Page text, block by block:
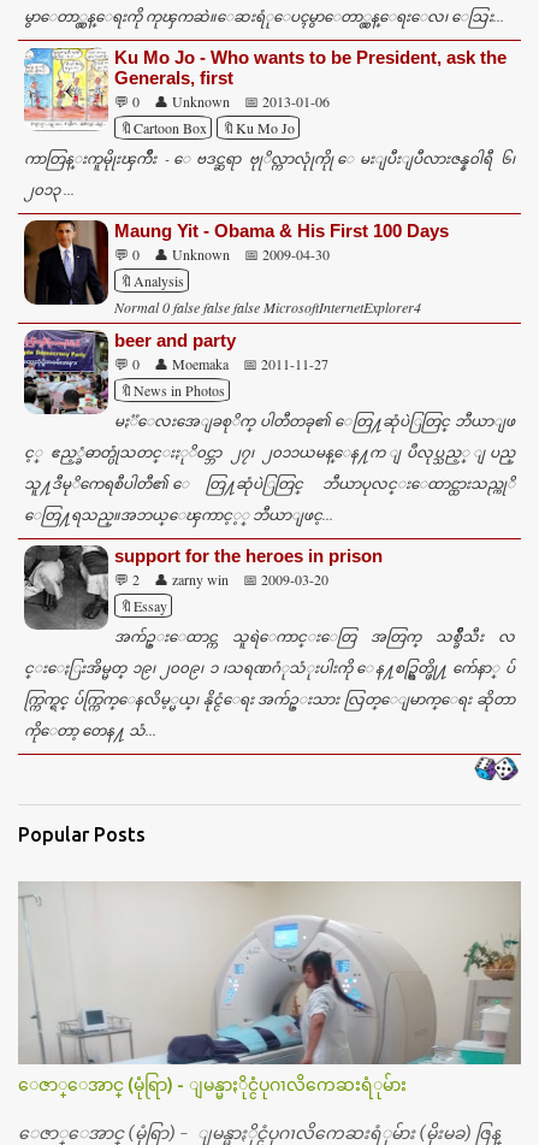
မွာေတာ္လွန္ေရးကို ကုၾကဆဲ။ေဆးရံုေပၚမွာေတာ္လွန္ေရးေလ၊ ေသြး...
Ku Mo Jo - Who wants to be President, ask the
Generals, first
💬 0 👤 Unknown
📅 2013-01-06
🔖Cartoon Box
🔖Ku Mo Jo
ကာတြန္းကူမိုုးၾကိဳး - ေဗဒင္ဆရာ ဗုုိလ္ကာလုုံကိုု ေမးျပီးျပီလားဇန္န၀ါရီ ၆၊
၂၀၁၃ ...
Maung Yit - Obama & His First 100 Days
💬 0 👤 Unknown
📅 2009-04-30
🔖Analysis
Normal 0 false false false MicrosoftInternetExplorer4
beer and party
💬 0 👤 Moemaka
📅 2011-11-27
🔖News in Photos
မႏၱေလးအေျခစုိက္ ပါတီတခု၏ ေတြ႔ဆုံပဲြတြင္ ဘီယာျဖ
င့္ ဧည့္ခံဓာတ္ပုံသတင္းႏုိ၀င္ဘာ ၂၇၊ ၂၀၁၁ယမန္ေန႔က ျပဳလုပ္သည့္ ျပည္
သူ႔ဒီမုိကေရစီပါတီ၏ ေတြ႔ဆုံပဲြတြင္ ဘီယာပုလင္းေထာင္ထားသည္ကုိ
ေတြ႔ရသည္။အဘယ္ေၾကာင့့္ ဘီယာျဖင့...
support for the heroes in prison
💬 2 👤 zarny win
📅 2009-03-20
🔖Essay
အက်ဥ္းေထာင္က သူရဲေကာင္းေတြ အတြက္ သစ္ခ်ိဳသီး လ
င္းေႏြးအိမ္မတ္ ၁၉၊ ၂၀၀၉၊ ၁ ၊သရဏဂံုသံုးပါးကို ေန႔စဥ္ရြတ္ဖို႔ က်ေနာ္ ပ်
က္ကြက္ရင္ ပ်က္ကြက္ေနလိမ့္မယ္၊ နိုင္ငံေရး အက်ဥ္းသား လြတ္ေျမာက္ေရး ဆိုတာ
ကိုေတာ့ တေန႔ သံ...
Popular Posts
ေဇာ္ေအာင္ (မုံရြာ) - ျမန္မာႏိုင္ငံပုဂၢလိကေဆးရံုမ်ား
ေဇာ္ေအာင္ (မုံရြာ) - ျမန္မာႏိုင္ငံပုဂၢလိကေဆးရံုမ်ား (မိုးမခ) ဇြန္